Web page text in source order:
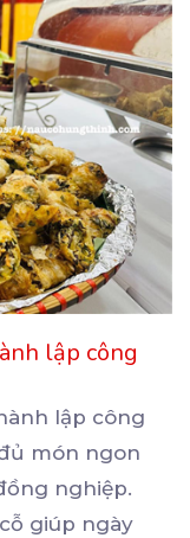
lập công
lập công
món ngon
nghiệp.
giúp ngày